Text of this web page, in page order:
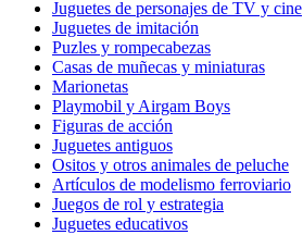
Juguetes de personajes de TV y cine
Juguetes de imitación
Puzles y rompecabezas
Casas de muñecas y miniaturas
Marionetas
Playmobil y Airgam Boys
Figuras de acción
Juguetes antiguos
Ositos y otros animales de peluche
Artículos de modelismo ferroviario
Juegos de rol y estrategia
Juguetes educativos